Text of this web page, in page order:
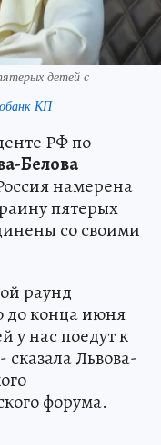
детей с
КП
РФ по
Белова
намерена
пятерых
со своими
раунд
до конца июня
у нас поедут к
Львова-
форума.